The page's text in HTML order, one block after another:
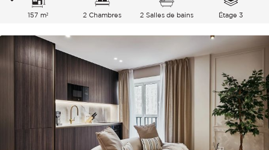
157 m² 2 Chambres 2 Salles de bains Étage 3